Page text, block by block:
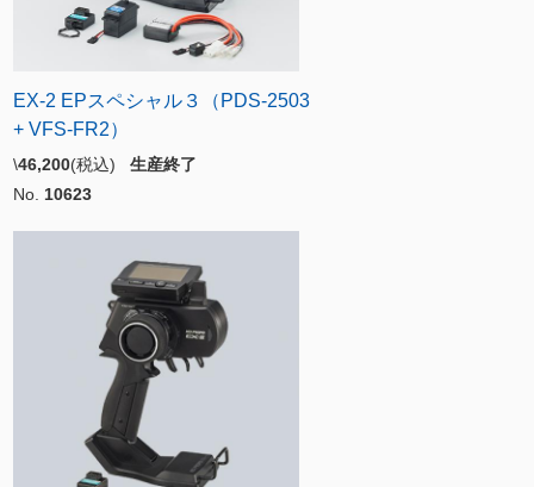
EX-2 EPスペシャル３（PDS-2503
+ VFS-FR2）
\46,200(税込) 生産終了
No. 10623